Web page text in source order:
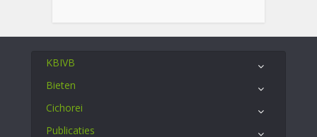
KBIVB
Bieten
Cichorei
Publicaties